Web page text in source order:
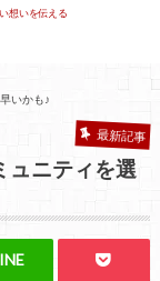
想いを伝える
いかも♪
最新記事
ュニティを選